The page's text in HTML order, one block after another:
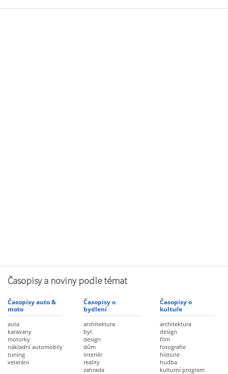
Časopisy a noviny podle témat
Časopisy auto &
moto
auta
karavany
motorky
nákladní automobily
tuning
veteráni
Časopisy o
bydlení
architektura
byt
design
dům
interiér
reality
zahrada
Časopisy o
kultuře
architektura
design
film
fotografie
historie
hudba
kulturní program